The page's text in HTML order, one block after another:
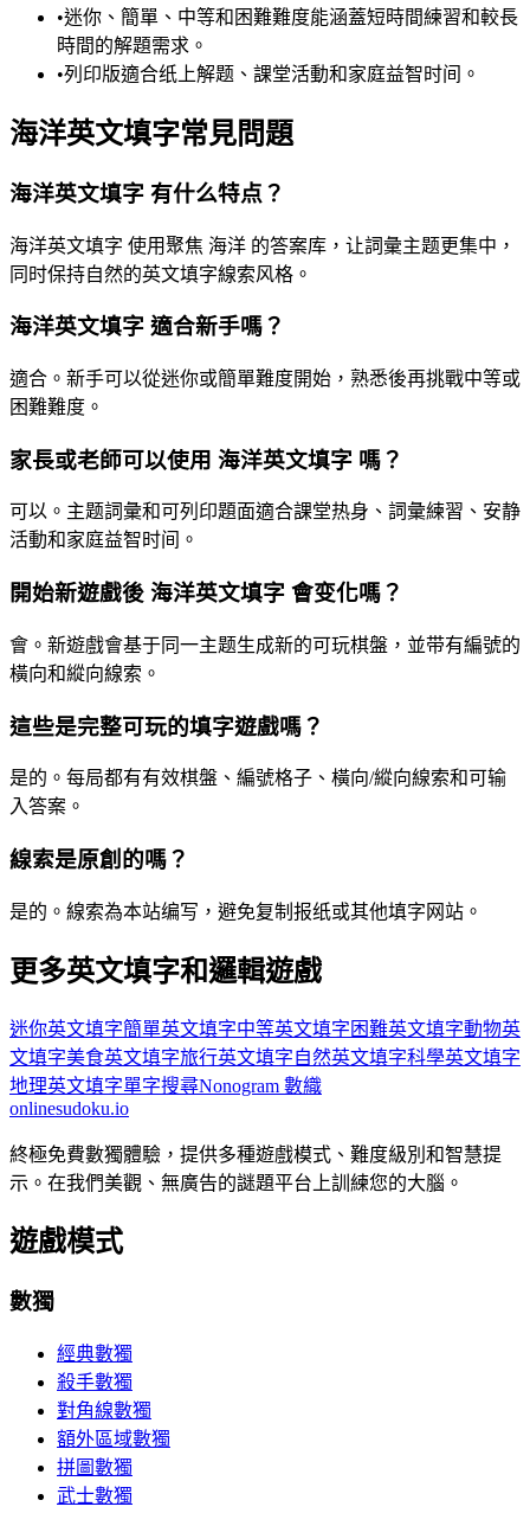
•迷你、簡單、中等和困難難度能涵蓋短時間練習和較長
時間的解題需求。
•列印版適合纸上解题、課堂活動和家庭益智时间。
海洋英文填字常見問題
海洋英文填字 有什么特点？
海洋英文填字 使用聚焦 海洋 的答案库，让詞彙主题更集中，
同时保持自然的英文填字線索风格。
海洋英文填字 適合新手嗎？
適合。新手可以從迷你或簡單難度開始，熟悉後再挑戰中等或
困難難度。
家長或老師可以使用 海洋英文填字 嗎？
可以。主题詞彙和可列印題面適合課堂热身、詞彙練習、安静
活動和家庭益智时间。
開始新遊戲後 海洋英文填字 會变化嗎？
會。新遊戲會基于同一主题生成新的可玩棋盤，並带有編號的
橫向和縱向線索。
這些是完整可玩的填字遊戲嗎？
是的。每局都有有效棋盤、編號格子、橫向/縱向線索和可输
入答案。
線索是原創的嗎？
是的。線索為本站编写，避免复制报纸或其他填字网站。
更多英文填字和邏輯遊戲
迷你英文填字簡單英文填字中等英文填字 困難英文填字動物英
文填字美食英文填字旅行英文填字自然英文填字科學英文填字
地理英文填字單字搜尋Nonogram 數織
onlinesudoku.io
終極免費數獨體驗，提供多種遊戲模式、難度級別和智慧提
示。在我們美觀、無廣告的謎題平台上訓練您的大腦。
遊戲模式
數獨
經典數獨
殺手數獨
對角線數獨
額外區域數獨
拼圖數獨
武士數獨